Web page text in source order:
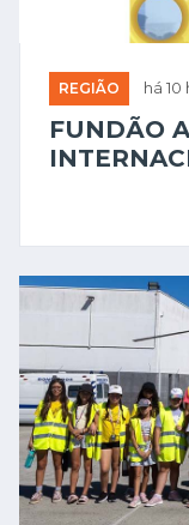
REGIÃO há 10
FUNDÃO